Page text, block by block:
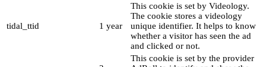
tidal_ttid 1 year
This cookie is set by Videology.
The cookie stores a videology
unique identifier. It helps to know
whether a visitor has seen the ad
and clicked or not.
This cookie is set by the provider